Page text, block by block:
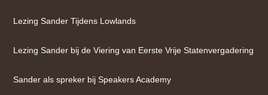
Lezing Sander Tijdens Lowlands
Lezing Sander bij de Viering van Eerste Vrije Statenvergadering
Sander als spreker bij Speakers Academy